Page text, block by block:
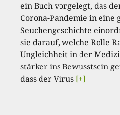
ein Buch vorgelegt, das
Corona-Pandemie in eine
Seuchengeschichte
sie darauf, welche Rolle
Ungleichheit in der
stärker ins Bewusstsein
dass der Virus [+]